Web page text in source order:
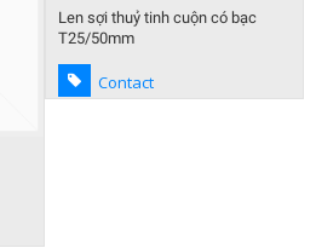
Len sợi thuỷ tinh cuộn có bạc
T25/50mm
Contact